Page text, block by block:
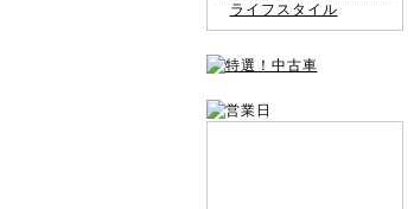
ライフスタイル